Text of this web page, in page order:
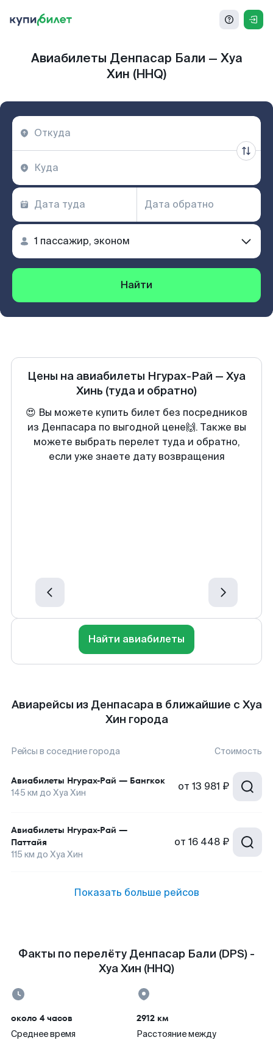
Авиабилеты Денпасар Бали — Хуа
Хин (HHQ)
Найти
Цены на авиабилеты Нгурах-Рай — Хуа
Хинь (туда и обратно)
😍 Вы можете купить билет без посредников
из Денпасара по выгодной цене🙌. Также вы
можете выбрать перелет туда и обратно,
если уже знаете дату возвращения
Найти авиабилеты
Авиарейсы из Денпасара в ближайшие с Хуа
Хин города
Рейсы в соседние города Стоимость
Авиабилеты Нгурах-Рай — Бангкок
145 км до Хуа Хин от 13 981 ₽
Авиабилеты Нгурах-Рай —
Паттайя
115 км до Хуа Хин
от 16 448 ₽
Показать больше рейсов
Факты по перелёту Денпасар Бали (DPS) -
Хуа Хин (HHQ)
около 4 часов
Среднее время
2912 км
Расстояние между